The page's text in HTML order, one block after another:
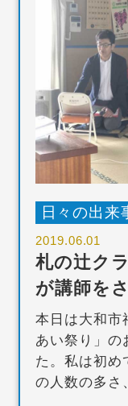
日々の出来
2019.06.01
札の辻ク
が講師を
本日は大和市
あい祭り」の
た。私は初め
の人数の多